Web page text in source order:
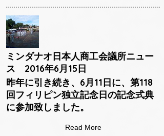
ミンダナオ日本人商工会議所ニュー
ス 2016年6月15日
昨年に引き続き、6月11日に、第118
回フィリピン独立記念日の記念式典
に参加致しました。
Read More